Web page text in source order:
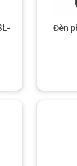
VƯỢT TRỘI
của đèn led
Đèn